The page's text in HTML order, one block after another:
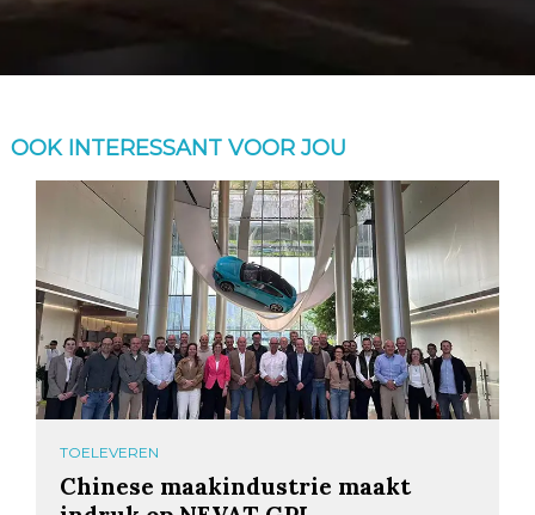
OOK INTERESSANT VOOR JOU
TOELEVEREN
Chinese maakindustrie maakt